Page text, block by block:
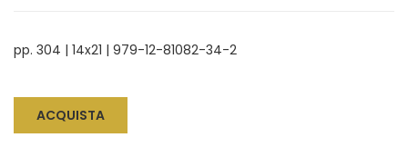
pp. 304 | 14x21 | 979-12-81082-34-2
ACQUISTA